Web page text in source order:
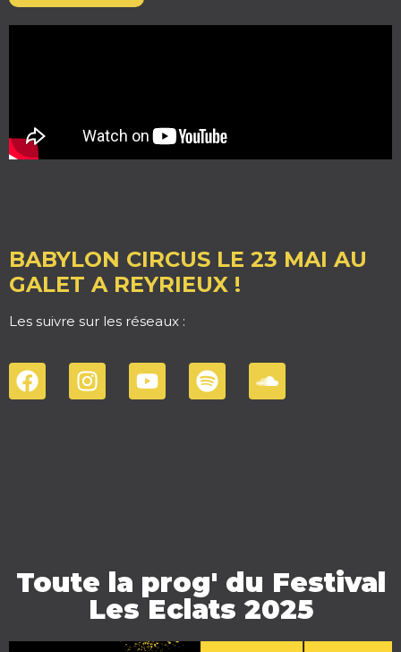
BABYLON CIRCUS LE 23 MAI AU
GALET A REYRIEUX !
Les suivre sur les réseaux :
Toute la prog' du Festival
Les Eclats 2025